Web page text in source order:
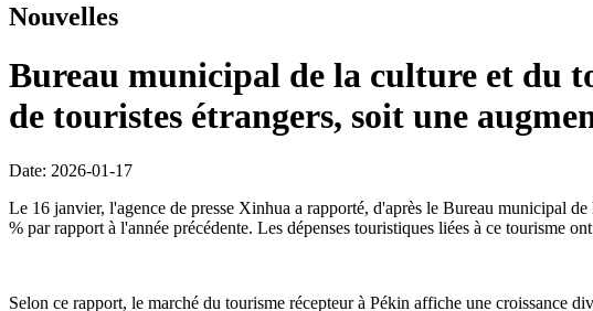
Nouvelles
Bureau municipal de la culture et du
de touristes étrangers, soit une
Date: 2026-01-17
Le 16 janvier, l'agence de presse Xinhua a rapporté, d'après le Bureau municipal
% par rapport à l'année précédente. Les dépenses touristiques liées à ce tourisme
Selon ce rapport, le marché du tourisme récepteur à Pékin affiche une croissance